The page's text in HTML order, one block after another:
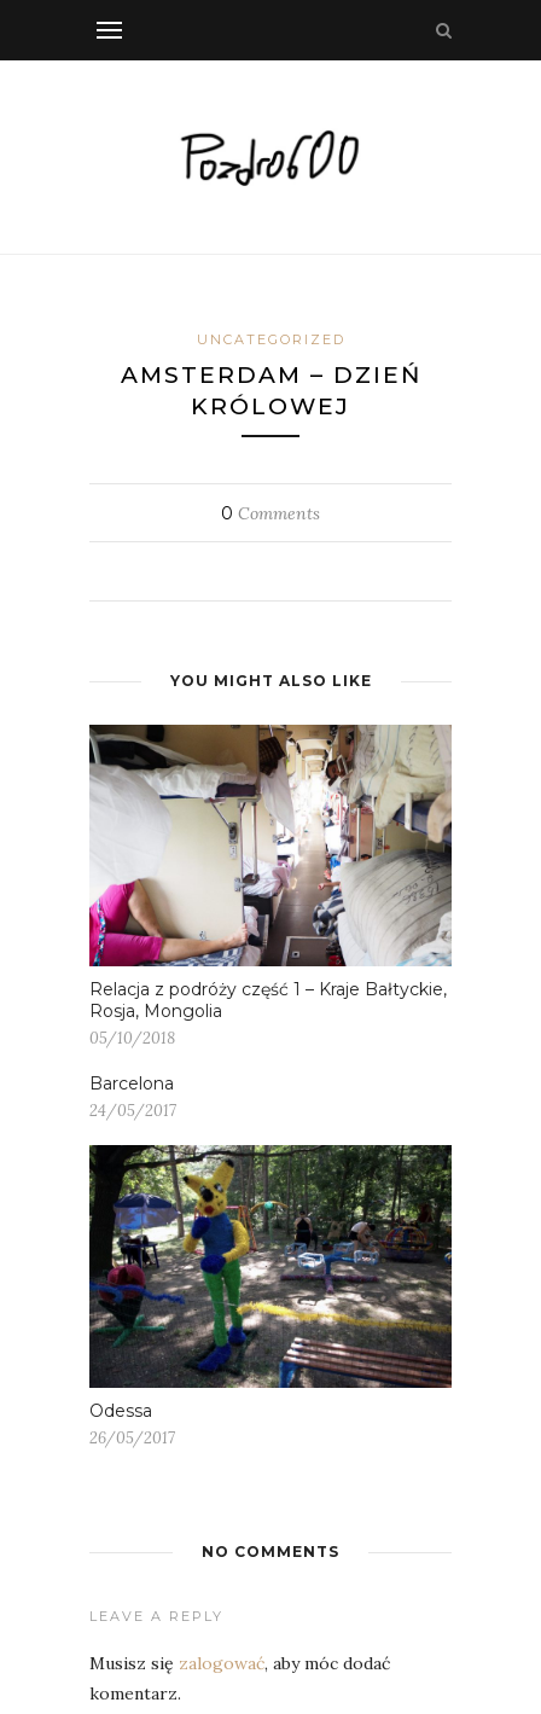
UNCATEGORIZED
AMSTERDAM – DZIEŃ
KRÓLOWEJ
0 Comments
YOU MIGHT ALSO LIKE
Relacja z podróży część 1 – Kraje Bałtyckie,
Rosja, Mongolia
05/10/2018
Barcelona
24/05/2017
Odessa
26/05/2017
NO COMMENTS
LEAVE A REPLY
Musisz się zalogować, aby móc dodać
komentarz.